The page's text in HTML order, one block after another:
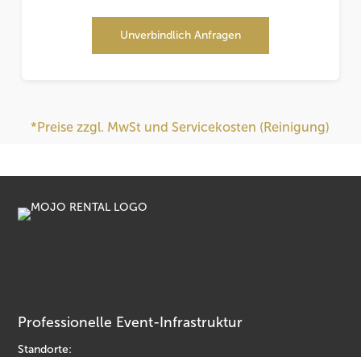
Unverbindlich Anfragen
*Preise zzgl. MwSt und Servicekosten (Reinigung)
Professionelle Event-Infrastruktur
Standorte: